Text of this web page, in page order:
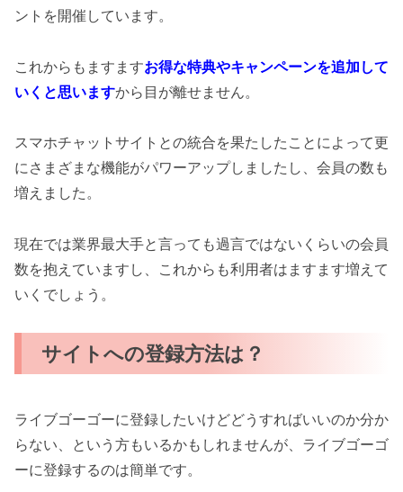
ントを開催しています。
これからもますますお得な特典やキャンペーンを追加して
いくと思いますから目が離せません。
スマホチャットサイトとの統合を果たしたことによって更
にさまざまな機能がパワーアップしましたし、会員の数も
増えました。
現在では業界最大手と言っても過言ではないくらいの会員
数を抱えていますし、これからも利用者はますます増えて
いくでしょう。
サイトへの登録方法は？
ライブゴーゴーに登録したいけどどうすればいいのか分か
らない、という方もいるかもしれませんが、ライブゴーゴ
ーに登録するのは簡単です。